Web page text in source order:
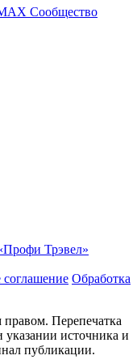
Сообщество
Трэвeл»
соглашение Обработка
Перепечатка
указании источника и
публикации.